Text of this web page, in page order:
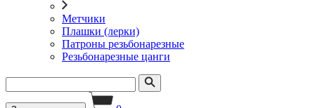
Метчики
Плашки (лерки)
Патроны резьбонарезные
Резьбонарезные цанги